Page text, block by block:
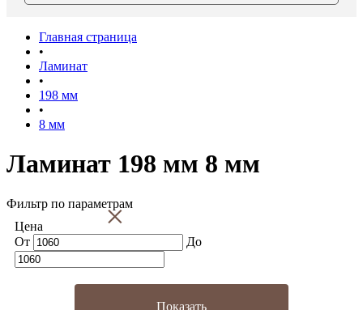
Главная страница
•
Ламинат
•
198 мм
•
8 мм
Ламинат 198 мм 8 мм
Фильтр по параметрам
×
Цена
От
До
Показать